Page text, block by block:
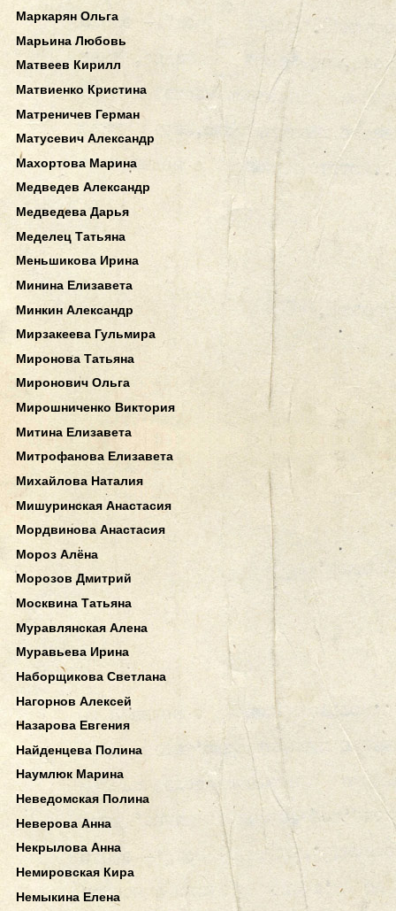
Маркарян Ольга
Марьина Любовь
Матвеев Кирилл
Матвиенко Кристина
Матреничев Герман
Матусевич Александр
Махортова Марина
Медведев Александр
Медведева Дарья
Меделец Татьяна
Меньшикова Ирина
Минина Елизавета
Минкин Александр
Мирзакеева Гульмира
Миронова Татьяна
Миронович Ольга
Мирошниченко Виктория
Митина Елизавета
Митрофанова Елизавета
Михайлова Наталия
Мишуринская Анастасия
Мордвинова Анастасия
Мороз Алёна
Морозов Дмитрий
Москвина Татьяна
Муравлянская Алена
Муравьева Ирина
Наборщикова Светлана
Нагорнов Алексей
Назарова Евгения
Найденцева Полина
Наумлюк Марина
Неведомская Полина
Неверова Анна
Некрылова Анна
Немировская Кира
Немыкина Елена